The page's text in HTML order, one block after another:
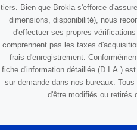
tiers. Bien que Brokla s'efforce
dimensions, disponibilité), nous
d'effectuer ses propres
comprennent pas les taxes
frais d'enregistrement.
fiche d'information détaillée (D.I.A.)
sur demande dans nos bureaux.
d'être modifiés ou retirés